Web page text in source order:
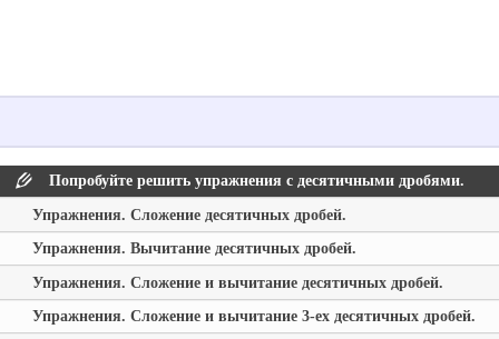
Попробуйте решить упражнения с десятичными дробями.
Упражнения. Сложение десятичных дробей.
Упражнения. Вычитание десятичных дробей.
Упражнения. Сложение и вычитание десятичных дробей.
Упражнения. Сложение и вычитание 3-ех десятичных дробей.